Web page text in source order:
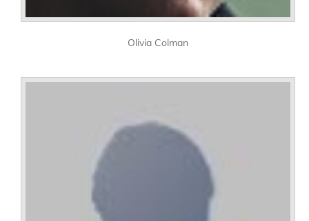
Olivia Colman